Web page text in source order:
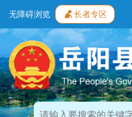
无障碍浏览 长者专区